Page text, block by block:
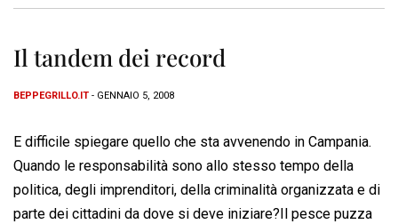
Il tandem dei record
BEPPEGRILLO.IT - GENNAIO 5, 2008
E difficile spiegare quello che sta avvenendo in Campania.
Quando le responsabilità sono allo stesso tempo della
politica, degli imprenditori, della criminalità organizzata e di
parte dei cittadini da dove si deve iniziare?Il pesce puzza